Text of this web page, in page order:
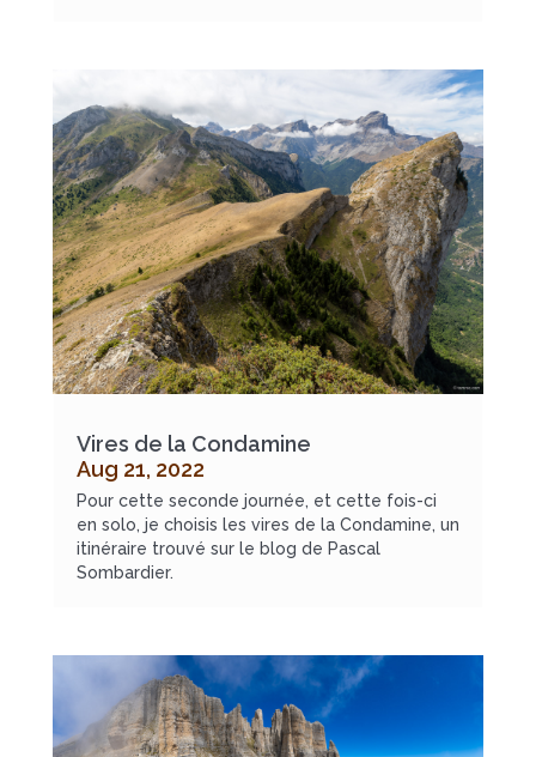
Vires de la Condamine
Aug 21, 2022
Pour cette seconde journée, et cette fois-ci
en solo, je choisis les vires de la Condamine, un
itinéraire trouvé sur le blog de Pascal
Sombardier.